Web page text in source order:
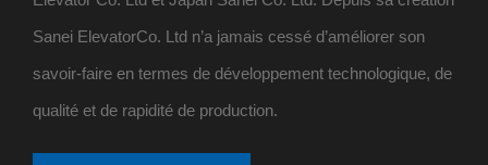
Sanei ElevatorCo. Ltd n’a jamais cessé d’améliorer son
savoir-faire en termes de développement technologique, de
qualité et de rapidité de production.